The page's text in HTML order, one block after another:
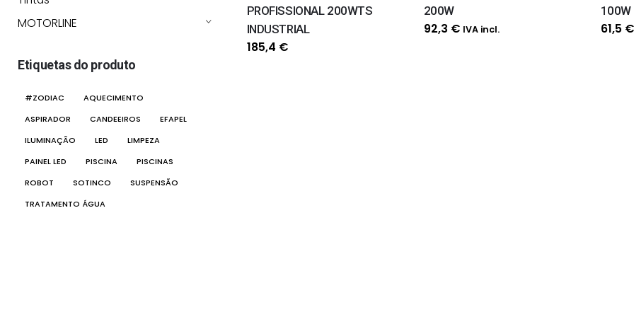
MOTORLINE
Etiquetas do produto
#ZODIAC
AQUECIMENTO
ASPIRADOR
CANDEEIROS
EFAPEL
ILUMINAÇÃO
LED
LIMPEZA
PAINEL LED
PISCINA
PISCINAS
ROBOT
SOTINCO
SUSPENSÃO
TRATAMENTO ÁGUA
PROFISSIONAL 200WTS
INDUSTRIAL
185,4 €
200W
92,3 € IVA incl.
100W
61,5 €